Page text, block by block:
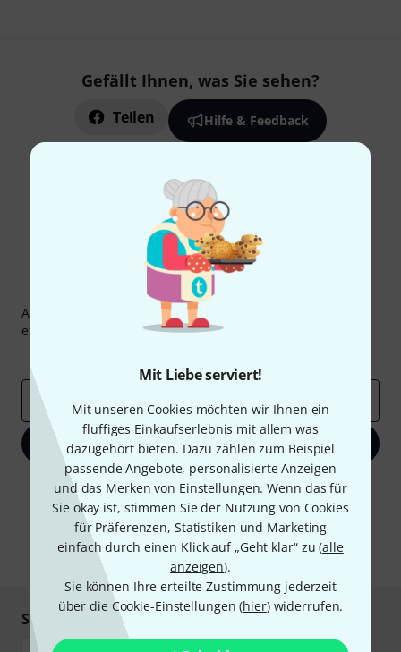
Mit Liebe serviert!
Mit unseren Cookies möchten wir Ihnen ein
fluffiges Einkaufserlebnis mit allem was
dazugehört bieten. Dazu zählen zum Beispiel
passende Angebote, personalisierte Anzeigen
und das Merken von Einstellungen. Wenn das für
Sie okay ist, stimmen Sie der Nutzung von Cookies
für Präferenzen, Statistiken und Marketing
einfach durch einen Klick auf „Geht klar“ zu (alle
anzeigen).
Sie können Ihre erteilte Zustimmung jederzeit
über die Cookie-Einstellungen (hier) widerrufen.
Gefällt Ihnen, was Sie sehen?
Teilen Hilfe & Feedback
Thomann Newsletter
Abonniere den Thomann Newsletter und gewinne mit
etwas Glück einen von50 Gutscheinen
E-Mail-Adresse
Jetzt anmelden
Mit Klick auf „Jetzt anmelden“ stimmen Sie dem Erhalt von E-Mail-
Werbung und einer Messung des E-Mail-Nutzungsverhaltens zu. Die
Abmeldung ist jederzeit möglich. Weitere Informationen finden Sie in
unserenDatenschutzhinweisen.
Sicher einkaufen & bezahlen